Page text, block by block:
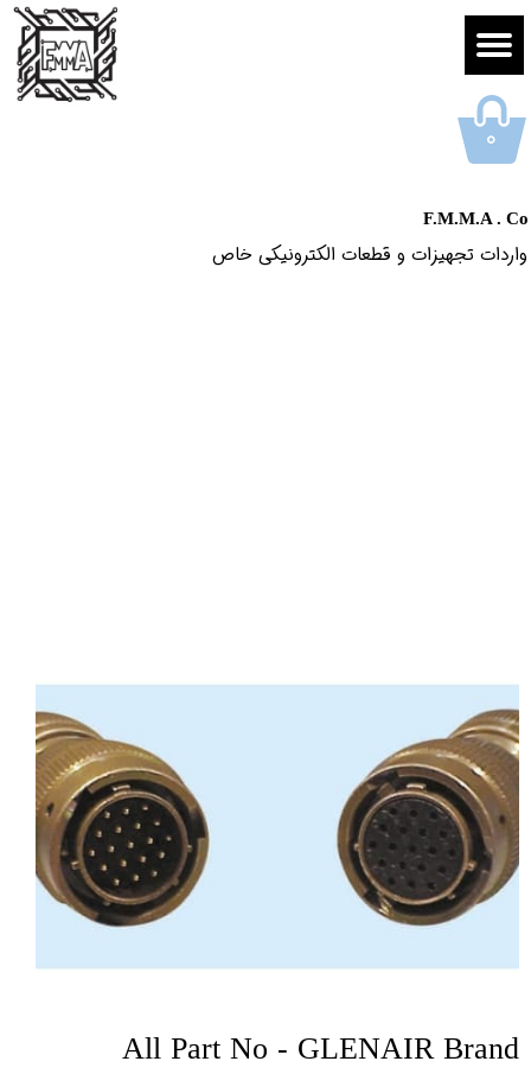
F.M.M.A . Co
واردات تجهیزات و قطعات الکترونیکى خاص​​​​​​​
۰
All Part No - GLENAIR Brand